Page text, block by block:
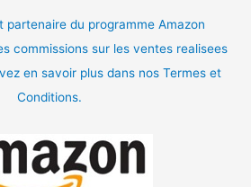
partenaire du programme Amazon
commissions sur les ventes realisees
en savoir plus dans nos Termes et
Conditions.